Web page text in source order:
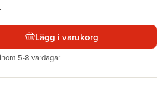
Lägg i varukorg
inom 5-8 vardagar